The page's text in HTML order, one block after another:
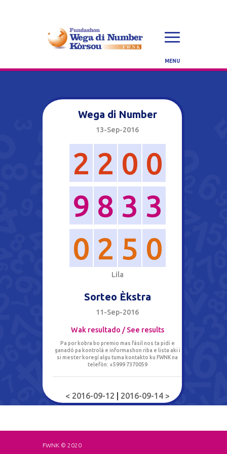
Wega di Number
13-Sep-2016
2 2 0 0
9 8 3 3
0 2 5 0
Lila
Sorteo Èkstra
11-Sep-2016
Wak resultado / See results
Pa por kobra bo premio mas fásil nos ta pidi e
ganadó pa kontrolá e informashon riba e lista aki i
si mester koregí algu tuma kontakto ku FWNK na
telefòn: +5999 7370059
< 2016-09-12 2016-09-14 >
FWNK © 2020